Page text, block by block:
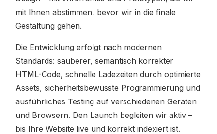
mit Ihnen abstimmen, bevor wir in die finale
Gestaltung gehen.
Die Entwicklung erfolgt nach modernen
Standards: sauberer, semantisch korrekter
HTML-Code, schnelle Ladezeiten durch optimierte
Assets, sicherheitsbewusste Programmierung und
ausführliches Testing auf verschiedenen Geräten
und Browsern. Den Launch begleiten wir aktiv –
bis Ihre Website live und korrekt indexiert ist.